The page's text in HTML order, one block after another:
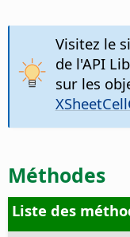
Visitez le
de l'API
sur les
Méthodes
Liste des